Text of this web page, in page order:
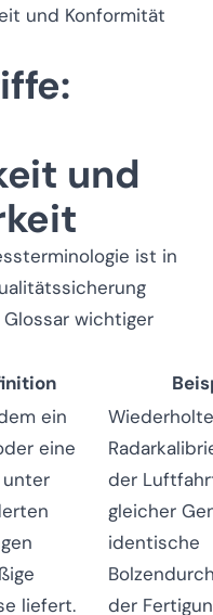
und Konformität
und
ist in
wichtiger
ein
eine
unter
liefert.
Wiederholte
der
gleicher
identische
der